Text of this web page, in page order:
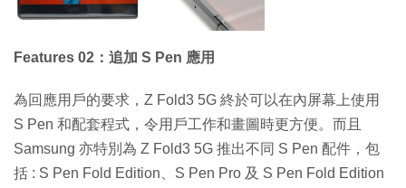
Features 02：追加 S Pen 應用
為回應用戶的要求，Z Fold3 5G 終於可以在內屏幕上使用
S Pen 和配套程式，令用戶工作和畫圖時更方便。而且
Samsung 亦特別為 Z Fold3 5G 推出不同 S Pen 配件，包
括 : S Pen Fold Edition、S Pen Pro 及 S Pen Fold Edition